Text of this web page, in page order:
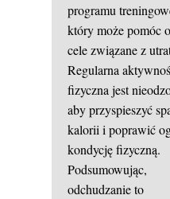
programu
który może pomóc
cele związane z
Regularna
fizyczna jest
aby przyspieszyć
kalorii i poprawić
kondycję fizyczną.
Podsumowując,
odchudzanie to